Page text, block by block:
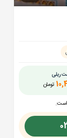
ریلی
تومان
است.